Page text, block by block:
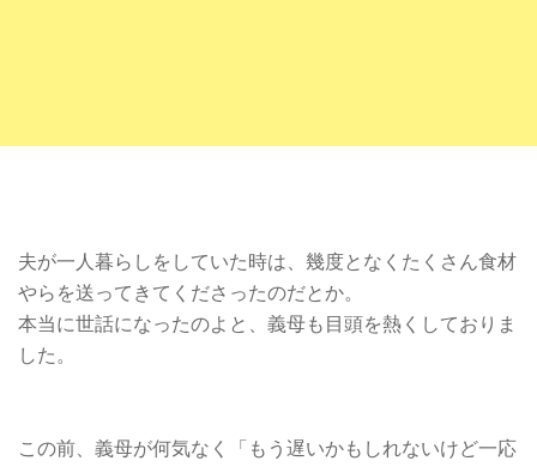
夫が一人暮らしをしていた時は、幾度となくたくさん食材
やらを送ってきてくださったのだとか。
本当に世話になったのよと、義母も目頭を熱くしておりま
した。
この前、義母が何気なく「もう遅いかもしれないけど一応